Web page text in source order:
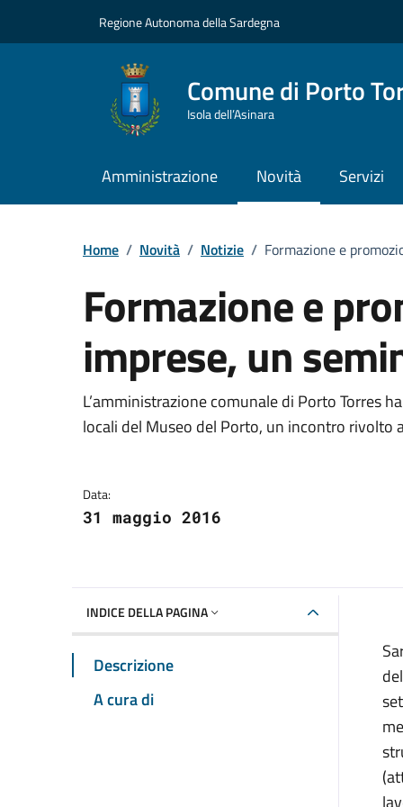
Regione Autonoma della Sardegna
Comune di Porto
Isola dell’Asinara
Amministrazione Novità Servizi
Home / Novità / Notizie / Formazione e
Formazione e
imprese, un
Dettagli della notizia
L’amministrazione comunale di Porto Torres
locali del Museo del Porto, un incontro rivolto
Data:
31 maggio 2016
INDICE DELLA PAGINA
Descrizione
A cura di